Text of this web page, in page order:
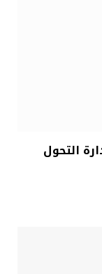
التحول